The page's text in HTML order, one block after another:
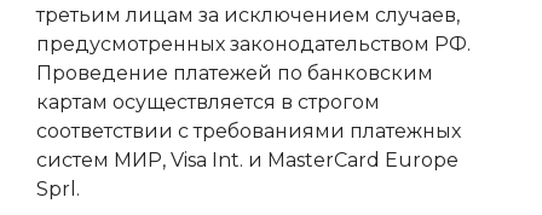
третьим лицам за исключением случаев,
предусмотренных законодательством РФ.
Проведение платежей по банковским
картам осуществляется в строгом
соответствии с требованиями платежных
систем МИР, Visa Int. и MasterCard Europe
Sprl.